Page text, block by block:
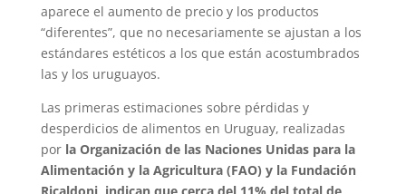
aparece el aumento de precio y los productos
“diferentes”, que no necesariamente se ajustan a los
estándares estéticos a los que están acostumbrados
las y los uruguayos.
Las primeras estimaciones sobre pérdidas y
desperdicios de alimentos en Uruguay, realizadas
por la Organización de las Naciones Unidas para la
Alimentación y la Agricultura (FAO) y la Fundación